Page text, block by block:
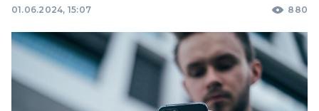
01.06.2024, 15:07 880